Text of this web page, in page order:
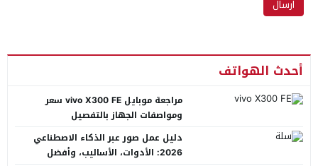
أحدث الهواتف
مراجعة موبايل vivo X300 FE سعر
ومواصفات الجهاز بالتفصيل
دليل عمل صور عبر الذكاء الاصطناعي
2026: الأدوات، الأساليب، وأفضل